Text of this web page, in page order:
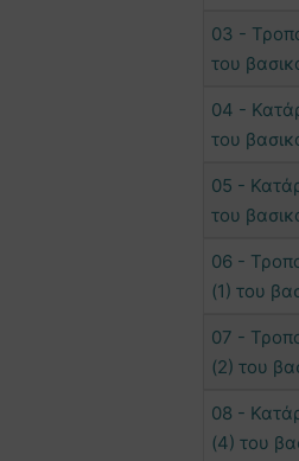
03 -
του
04 -
του
05 -
του
06 -
(1) του
07 -
(2) του
08 -
(4) του